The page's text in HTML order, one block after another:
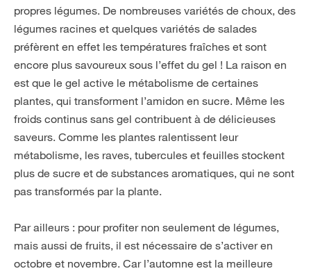
propres légumes. De nombreuses variétés de choux, des
légumes racines et quelques variétés de salades
préfèrent en effet les températures fraîches et sont
encore plus savoureux sous l’effet du gel ! La raison en
est que le gel active le métabolisme de certaines
plantes, qui transforment l’amidon en sucre. Même les
froids continus sans gel contribuent à de délicieuses
saveurs. Comme les plantes ralentissent leur
métabolisme, les raves, tubercules et feuilles stockent
plus de sucre et de substances aromatiques, qui ne sont
pas transformés par la plante.
Par ailleurs : pour profiter non seulement de légumes,
mais aussi de fruits, il est nécessaire de s’activer en
octobre et novembre. Car l’automne est la meilleure